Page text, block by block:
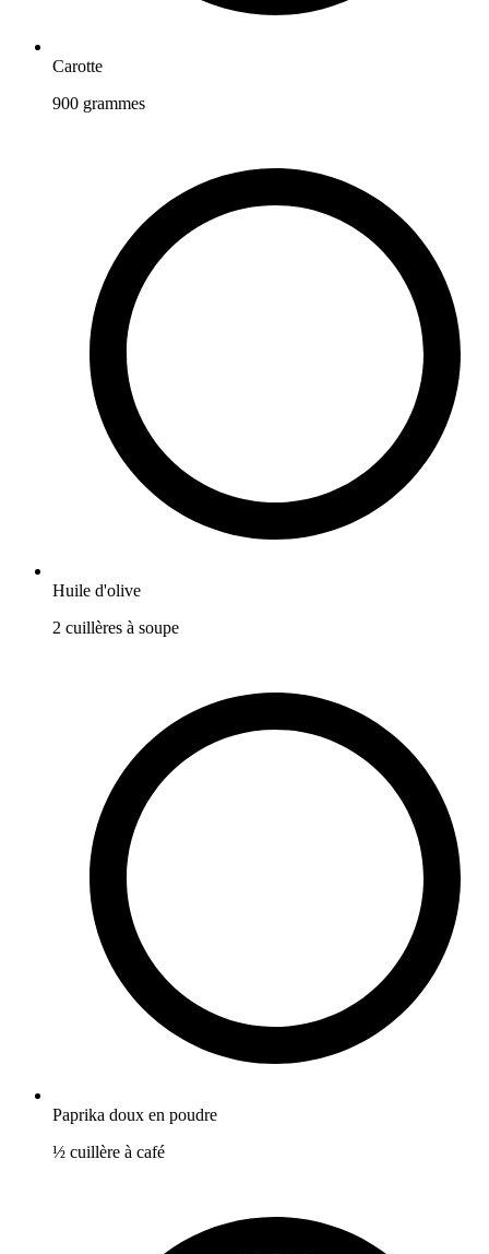
Carotte
900 grammes
Huile d'olive
2 cuillères à soupe
Paprika doux en poudre
½ cuillère à café